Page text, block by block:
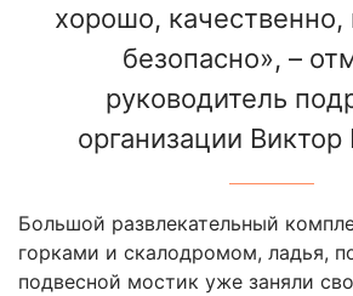
хорошо,
безопасно», –
руководитель
организации Виктор
Большой развлекательный
горками и скалодромом, ладья,
подвесной мостик уже заняли